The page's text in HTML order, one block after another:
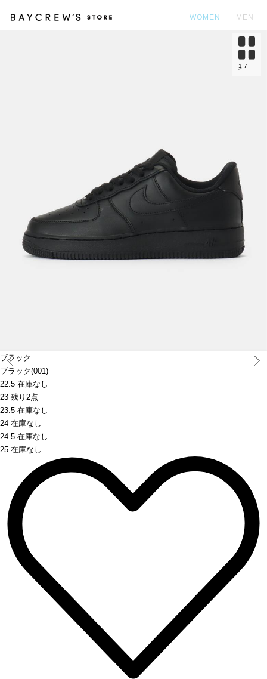
WOMEN MEN
ブラック
ブラック(001)
22.5 在庫なし
23 残り2点
23.5 在庫なし
24 在庫なし
24.5 在庫なし
25 在庫なし
Prev
1 7